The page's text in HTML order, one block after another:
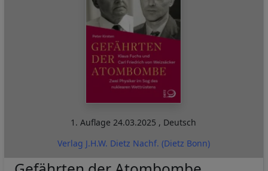
1. Auflage 24.03.2025 , Deutsch
Verlag J.H.W. Dietz Nachf. (Dietz Bonn)